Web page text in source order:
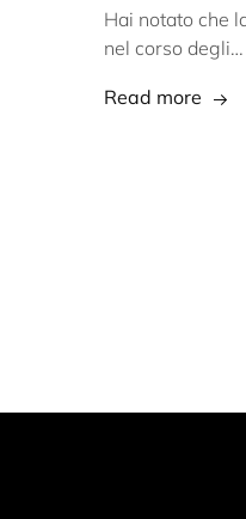
Hai notato che
nel corso degli…
Read more